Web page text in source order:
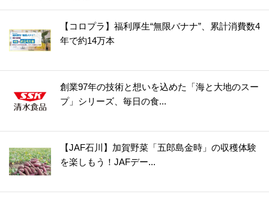
【コロプラ】福利厚生“無限バナナ”、累計消費数4
年で約14万本
創業97年の技術と想いを込めた「海と大地のスー
プ」シリーズ、毎日の食...
【JAF石川】加賀野菜「五郎島金時」の収穫体験
を楽しもう！JAFデー...